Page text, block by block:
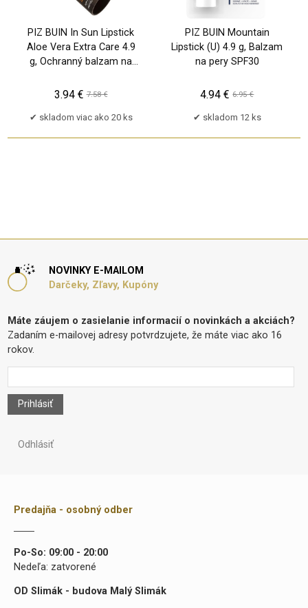
PIZ BUIN In Sun Lipstick
Aloe Vera Extra Care 4.9
g, Ochranný balzam na
skladom viac ako 20 ks
3.94 € 7.58 €
PIZ BUIN Mountain
Lipstick (U) 4.9 g, Balzam
na pery SPF30
skladom 12 ks
4.94 € 6.95 €
NOVINKY E-MAILOM
Darčeky, Zľavy, Kupóny
Máte záujem o zasielanie informacií o novinkách a akciách?
Zadaním e-mailovej adresy potvrdzujete, že máte viac ako 16
rokov.
Prihlásiť
Odhlásiť
Predajňa - osobný odber
Po-So: 09:00 - 20:00
Nedeľa: zatvorené
OD Slimák - budova Malý Slimák